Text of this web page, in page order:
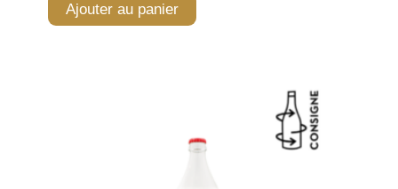
Ajouter au panier